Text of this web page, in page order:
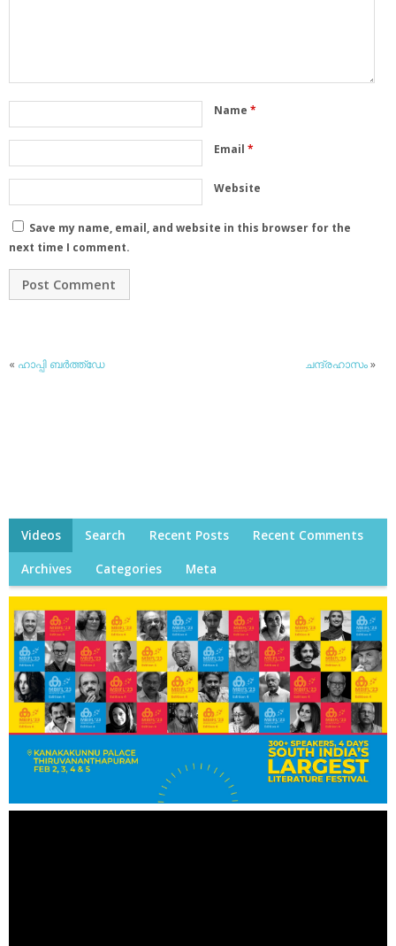
Name *
Email *
Website
Save my name, email, and website in this browser for the
next time I comment.
« ഹാപ്പി ബര്‍ത്ത്‌ഡേ ചന്ദ്രഹാസം»
Videos Search Recent Posts Recent Comments
Archives Categories Meta